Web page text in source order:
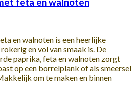
feta en walnoten
en walnoten is een heerlijke
en vol van smaak is. De
paprika, feta en walnoten zorgt
op een borrelplank of als smeersel
om te maken en binnen